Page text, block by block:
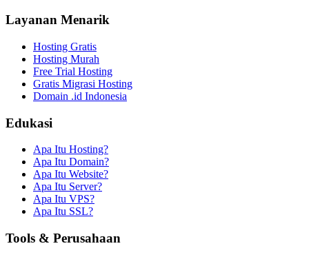
Layanan Menarik
Hosting Gratis
Hosting Murah
Free Trial Hosting
Gratis Migrasi Hosting
Domain .id Indonesia
Edukasi
Apa Itu Hosting?
Apa Itu Domain?
Apa Itu Website?
Apa Itu Server?
Apa Itu VPS?
Apa Itu SSL?
Tools & Perusahaan